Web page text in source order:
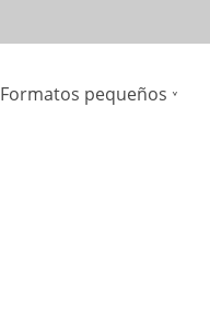
Formatos pequeños